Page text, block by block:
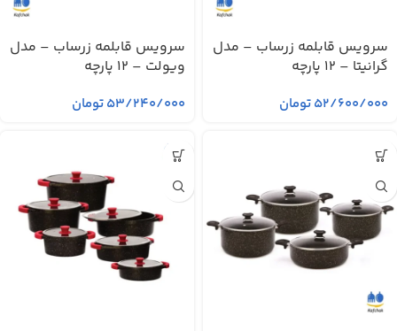
سرویس قابلمه زرساب – مدل
گرانیتا – 12 پارچه
۵۲/۶۰۰/۰۰۰تومان
سرویس قابلمه زرساب – مدل
ویولت – 12 پارچه
۵۳/۲۴۰/۰۰۰تومان